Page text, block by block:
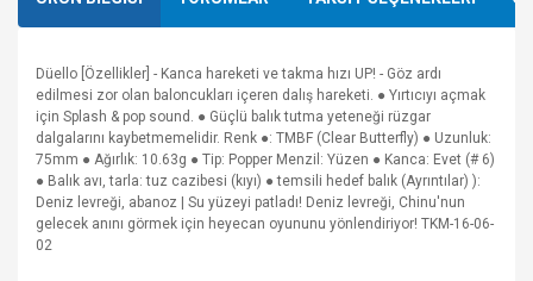
Düello [Özellikler] - Kanca hareketi ve takma hızı UP! - Göz ardı
edilmesi zor olan baloncukları içeren dalış hareketi. ● Yırtıcıyı açmak
için Splash & pop sound. ● Güçlü balık tutma yeteneği rüzgar
dalgalarını kaybetmemelidir. Renk ●: TMBF (Clear Butterfly) ● Uzunluk:
75mm ● Ağırlık: 10.63g ● Tip: Popper Menzil: Yüzen ● Kanca: Evet (# 6)
● Balık avı, tarla: tuz cazibesi (kıyı) ● temsili hedef balık (Ayrıntılar) ):
Deniz levreği, abanoz | Su yüzeyi patladı! Deniz levreği, Chinu'nun
gelecek anını görmek için heyecan oyununu yönlendiriyor! TKM-16-06-
02